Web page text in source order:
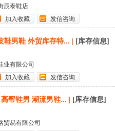
辰泰鞋店
加入收藏 发信咨询
鞋男鞋 外贸库存特... [库存信息]
业有限公司
加入收藏 发信咨询
帮鞋男 潮流男鞋... [库存信息]
贸易有限公司